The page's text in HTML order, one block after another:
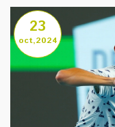
23
oct,2024